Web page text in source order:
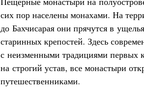
сих пор населены монахами. На
до Бахчисарая они прячутся в
старинных крепостей. Здесь
с неизменными традициями первых
на строгий устав, все монастыри
путешественниками.